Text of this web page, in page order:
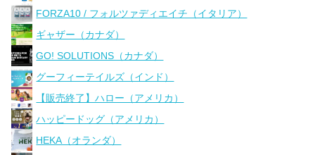
FORZA10 / フォルツァディエイチ（イタリア）
ギャザー（カナダ）
GO! SOLUTIONS（カナダ）
グーフィーテイルズ（インド）
【販売終了】ハロー（アメリカ）
ハッピードッグ（アメリカ）
HEKA（オランダ）